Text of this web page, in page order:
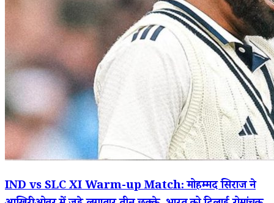
IND vs SLC XI Warm-up Match: मोहम्मद सिराज ने